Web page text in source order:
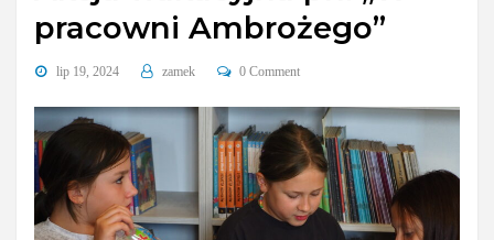
pracowni Ambrożego”
lip 19, 2024 zamek 0 Comment